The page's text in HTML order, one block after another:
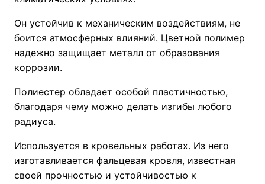
Он устойчив к механическим воздействиям, не
боится атмосферных влияний. Цветной полимер
надежно защищает металл от образования
коррозии.
Полиестер обладает особой пластичностью,
благодаря чему можно делать изгибы любого
радиуса.
Используется в кровельных работах. Из него
изготавливается фальцевая кровля, известная
своей прочностью и устойчивостью к